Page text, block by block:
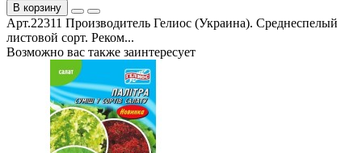
В корзину
Арт.22311 Производитель Гелиос (Украина). Среднеспелый
листовой сорт. Реком...
Возможно вас также заинтересует